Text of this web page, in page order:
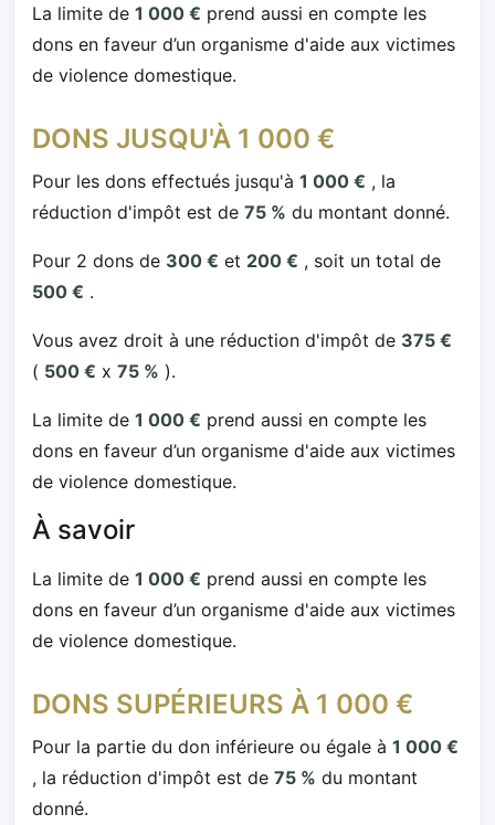
La limite de 1 000 € prend aussi en compte les
dons en faveur d’un organisme d'aide aux victimes
de violence domestique.
DONS JUSQU'À 1 000 €
Pour les dons effectués jusqu'à 1 000 € , la
réduction d'impôt est de 75 % du montant donné.
Pour 2 dons de 300 € et 200 € , soit un total de
500 € .
Vous avez droit à une réduction d'impôt de 375 €
( 500 € x 75 % ).
La limite de 1 000 € prend aussi en compte les
dons en faveur d’un organisme d'aide aux victimes
de violence domestique.
À savoir
La limite de 1 000 € prend aussi en compte les
dons en faveur d’un organisme d'aide aux victimes
de violence domestique.
DONS SUPÉRIEURS À 1 000 €
Pour la partie du don inférieure ou égale à 1 000 €
, la réduction d'impôt est de 75 % du montant
donné.